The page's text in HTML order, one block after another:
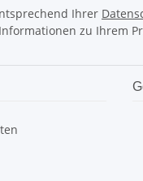
Ihrer
zu Ihrem